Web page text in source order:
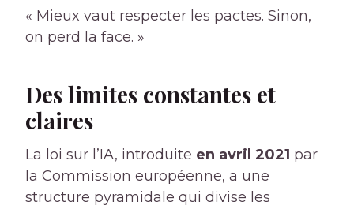
« Mieux vaut respecter les pactes. Sinon,
on perd la face. »
Des limites constantes et
claires
La loi sur l’IA, introduite en avril 2021 par
la Commission européenne, a une
structure pyramidale qui divise les